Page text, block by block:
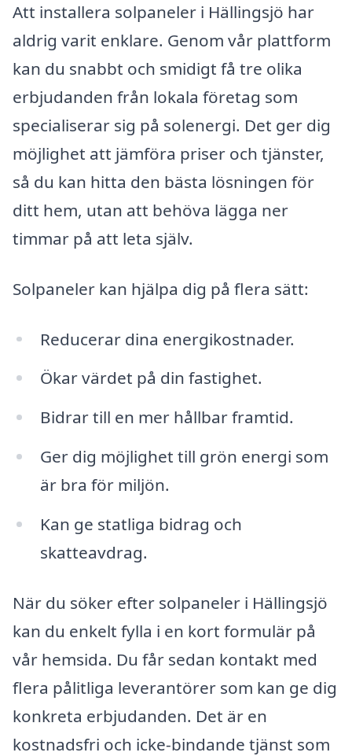
Att installera solpaneler i Hällingsjö har
aldrig varit enklare. Genom vår plattform
kan du snabbt och smidigt få tre olika
erbjudanden från lokala företag som
specialiserar sig på solenergi. Det ger dig
möjlighet att jämföra priser och tjänster,
så du kan hitta den bästa lösningen för
ditt hem, utan att behöva lägga ner
timmar på att leta själv.
Solpaneler kan hjälpa dig på flera sätt:
Reducerar dina energikostnader.
Ökar värdet på din fastighet.
Bidrar till en mer hållbar framtid.
Ger dig möjlighet till grön energi som
är bra för miljön.
Kan ge statliga bidrag och
skatteavdrag.
När du söker efter solpaneler i Hällingsjö
kan du enkelt fylla i en kort formulär på
vår hemsida. Du får sedan kontakt med
flera pålitliga leverantörer som kan ge dig
konkreta erbjudanden. Det är en
kostnadsfri och icke-bindande tjänst som